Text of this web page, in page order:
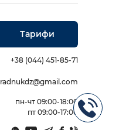
Тарифи
+38 (044) 451-85-71
radnukdz@gmail.com
пн-чт 09:00-18:00
пт 09:00-17:00